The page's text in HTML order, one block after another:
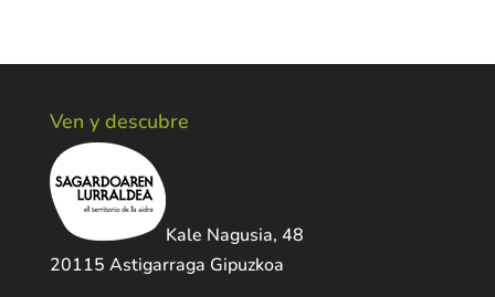
Ven y descubre
Kale Nagusia, 48
20115 Astigarraga Gipuzkoa